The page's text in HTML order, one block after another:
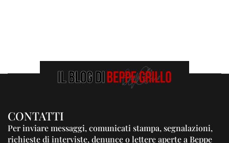
CONTATTI
Per inviare messaggi, comunicati stampa, segnalazioni,
richieste di interviste, denunce o lettere aperte a Beppe